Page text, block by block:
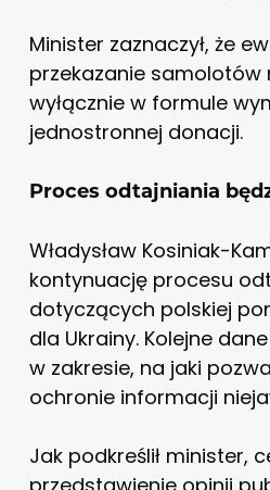
Minister zaznaczył, że
przekazanie samolotów
wyłącznie w formule
jednostronnej donacji.
Proces odtajniania
Władysław Kosiniak-
kontynuację procesu
dotyczących polskiej
dla Ukrainy. Kolejne
w zakresie, na jaki
ochronie informacji
Jak podkreślił minister,